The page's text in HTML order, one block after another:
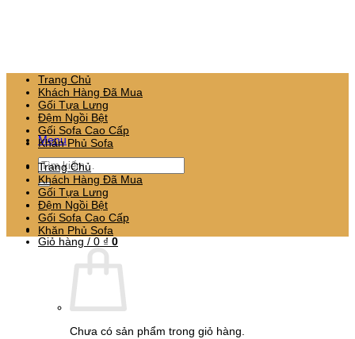
Menu
Tìm
kiếm:
Giỏ hàng / 0 ₫ 0
Chưa có sản phẩm trong giỏ hàng.
Trang Chủ
Khách Hàng Đã Mua
Gối Tựa Lưng
Đệm Ngồi Bệt
Gối Sofa Cao Cấp
Khăn Phủ Sofa
Trang Chủ
Khách Hàng Đã Mua
Gối Tựa Lưng
Đệm Ngồi Bệt
Gối Sofa Cao Cấp
Khăn Phủ Sofa